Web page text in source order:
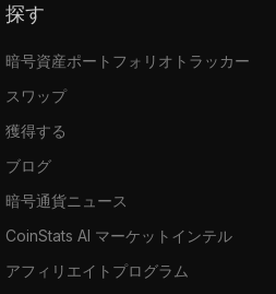
探す
暗号資産ポートフォリオトラッカー
スワップ
獲得する
ブログ
暗号通貨ニュース
CoinStats AI マーケットインテル
アフィリエイトプログラム